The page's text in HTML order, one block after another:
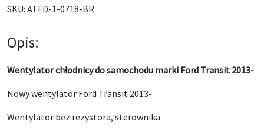
SKU: ATFD-1-0718-BR
Opis:
Wentylator chłodnicy do samochodu marki Ford Transit 2013-
Nowy wentylator Ford Transit 2013-
Wentylator bez rezystora, sterownika